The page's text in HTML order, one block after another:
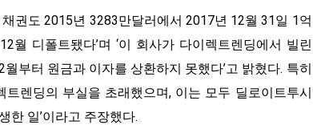
권도 2015년 3283만달러에서 2017년 12월 31일 1억
월 디폴트됐다’며 ‘이 회사가 다이렉트렌딩에서 빌린
부터 원금과 이자를 상환하지 못했다’고 밝혔다. 특히
렌딩의 부실을 초래했으며, 이는 모두 딜로이트투시
한 일’이라고 주장했다.